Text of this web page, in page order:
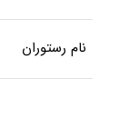
نام رستوران